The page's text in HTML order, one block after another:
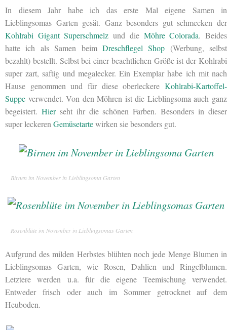
In diesem Jahr habe ich das erste Mal eigene Samen in
Lieblingsomas Garten gesät. Ganz besonders gut schmecken der
Kohlrabi Gigant Superschmelz und die Möhre Colorada. Beides
hatte ich als Samen beim Dreschflegel Shop (Werbung, selbst
bezahlt) bestellt. Selbst bei einer beachtlichen Größe ist der Kohlrabi
super zart, saftig und megalecker. Ein Exemplar habe ich mit nach
Hause genommen und für diese oberleckere Kohlrabi-Kartoffel-
Suppe verwendet. Von den Möhren ist die Lieblingsoma auch ganz
begeistert. Hierseht ihr die schönen Farben. Besonders in dieser
super leckeren Gemüsetartewirken sie besonders gut.
Birnen im November in Lieblingsoma Garten
Rosenblüte im November in Lieblingsomas Garten
Aufgrund des milden Herbstes blühten noch jede Menge Blumen in
Lieblingsomas Garten, wie Rosen, Dahlien und Ringelblumen.
Letztere werden u.a. für die eigene Teemischung verwendet.
Entweder frisch oder auch im Sommer getrocknet auf dem
Heuboden.